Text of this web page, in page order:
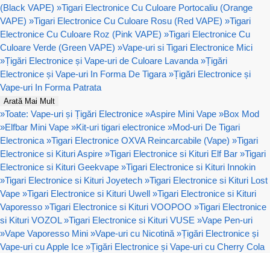
(Black VAPE) »Tigari Electronice Cu Culoare Portocaliu (Orange
VAPE) »Tigari Electronice Cu Culoare Rosu (Red VAPE) »Tigari
Electronice Cu Culoare Roz (Pink VAPE) »Tigari Electronice Cu
Culoare Verde (Green VAPE) »Vape-uri si Tigari Electronice Mici
»Țigări Electronice și Vape-uri de Culoare Lavanda »Țigări
Electronice și Vape-uri In Forma De Tigara »Țigări Electronice și
Vape-uri In Forma Patrata
Arată Mai Mult
»Toate: Vape-uri și Țigări Electronice »Aspire Mini Vape »Box Mod
»Elfbar Mini Vape »Kit-uri tigari electronice »Mod-uri De Tigari
Electronica »Tigari Electronice OXVA Reincarcabile (Vape) »Tigari
Electronice si Kituri Aspire »Tigari Electronice si Kituri Elf Bar »Tigari
Electronice si Kituri Geekvape »Tigari Electronice si Kituri Innokin
»Tigari Electronice si Kituri Joyetech »Tigari Electronice si Kituri Lost
Vape »Tigari Electronice si Kituri Uwell »Tigari Electronice si Kituri
Vaporesso »Tigari Electronice si Kituri VOOPOO »Tigari Electronice
si Kituri VOZOL »Tigari Electronice si Kituri VUSE »Vape Pen-uri
»Vape Vaporesso Mini »Vape-uri cu Nicotină »Țigări Electronice și
Vape-uri cu Apple Ice »Țigări Electronice și Vape-uri cu Cherry Cola